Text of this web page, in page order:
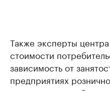
Также эксперты
стоимости
зависимость от
предприятиях